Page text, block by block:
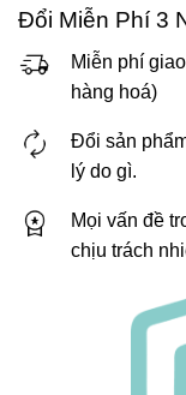
Đổi Miễn Phí 3
Miễn phí
hàng hoá)
Đổi sản
lý do gì.
Mọi vấn đề
chịu trách